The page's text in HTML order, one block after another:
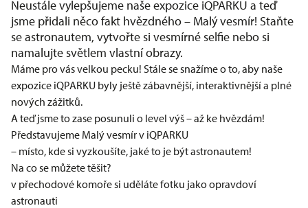
Neustále vylepšujeme naše expozice iQPARKU a teď
jsme přidali něco fakt hvězdného – Malý vesmír! Staňte
se astronautem, vytvořte si vesmírné selfie nebo si
namalujte světlem vlastní obrazy.
Máme pro vás velkou pecku! Stále se snažíme o to, aby naše
expozice iQPARKU byly ještě zábavnější, interaktivnější a plné
nových zážitků.
A teď jsme to zase posunuli o level výš – až ke hvězdám!
Představujeme Malý vesmír v iQPARKU
– místo, kde si vyzkoušíte, jaké to je být astronautem!
Na co se můžete těšit?
v přechodové komoře si uděláte fotku jako opravdoví
astronauti